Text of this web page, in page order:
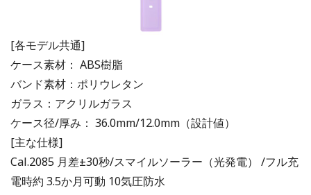
[各モデル共通]
ケース素材： ABS樹脂
バンド素材：ポリウレタン
ガラス：アクリルガラス
ケース径/厚み： 36.0mm/12.0mm（設計値）
[主な仕様]
Cal.2085 ⽉差±30秒/スマイルソーラー（光発電） /フル充
電時約 3.5か⽉可動 10気圧防⽔